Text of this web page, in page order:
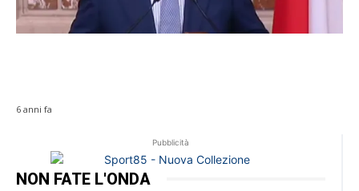
Pubblicità
NON FATE L'ONDA
6 anni fa